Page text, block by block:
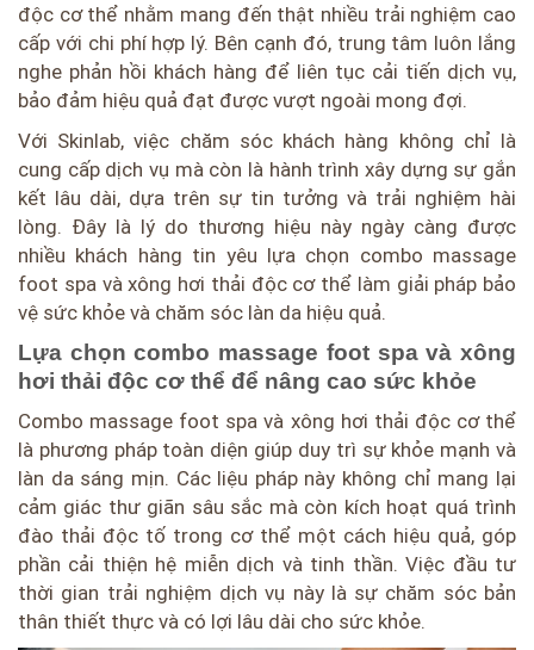
độc cơ thể nhằm mang đến thật nhiều trải nghiệm cao
cấp với chi phí hợp lý. Bên cạnh đó, trung tâm luôn lắng
nghe phản hồi khách hàng để liên tục cải tiến dịch vụ,
bảo đảm hiệu quả đạt được vượt ngoài mong đợi.
Với Skinlab, việc chăm sóc khách hàng không chỉ là
cung cấp dịch vụ mà còn là hành trình xây dựng sự gắn
kết lâu dài, dựa trên sự tin tưởng và trải nghiệm hài
lòng. Đây là lý do thương hiệu này ngày càng được
nhiều khách hàng tin yêu lựa chọn combo massage
foot spa và xông hơi thải độc cơ thể làm giải pháp bảo
vệ sức khỏe và chăm sóc làn da hiệu quả.
Lựa chọn combo massage foot spa và xông
hơi thải độc cơ thể để nâng cao sức khỏe
Combo massage foot spa và xông hơi thải độc cơ thể
là phương pháp toàn diện giúp duy trì sự khỏe mạnh và
làn da sáng mịn. Các liệu pháp này không chỉ mang lại
cảm giác thư giãn sâu sắc mà còn kích hoạt quá trình
đào thải độc tố trong cơ thể một cách hiệu quả, góp
phần cải thiện hệ miễn dịch và tinh thần. Việc đầu tư
thời gian trải nghiệm dịch vụ này là sự chăm sóc bản
thân thiết thực và có lợi lâu dài cho sức khỏe.